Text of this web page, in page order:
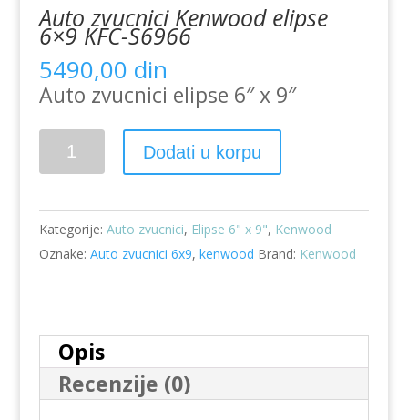
Auto zvucnici Kenwood elipse
6×9 KFC-S6966
5490,00 din
Auto zvucnici elipse 6″ x 9″
Auto
zvucnici
elipse
6x9
KFC-
Dodati u korpu
Kategorije: Auto zvucnici, Elipse 6" x 9", Kenwood
Oznake: Auto zvucnici 6x9, kenwood Brand: Kenwood
Opis
Recenzije (0)